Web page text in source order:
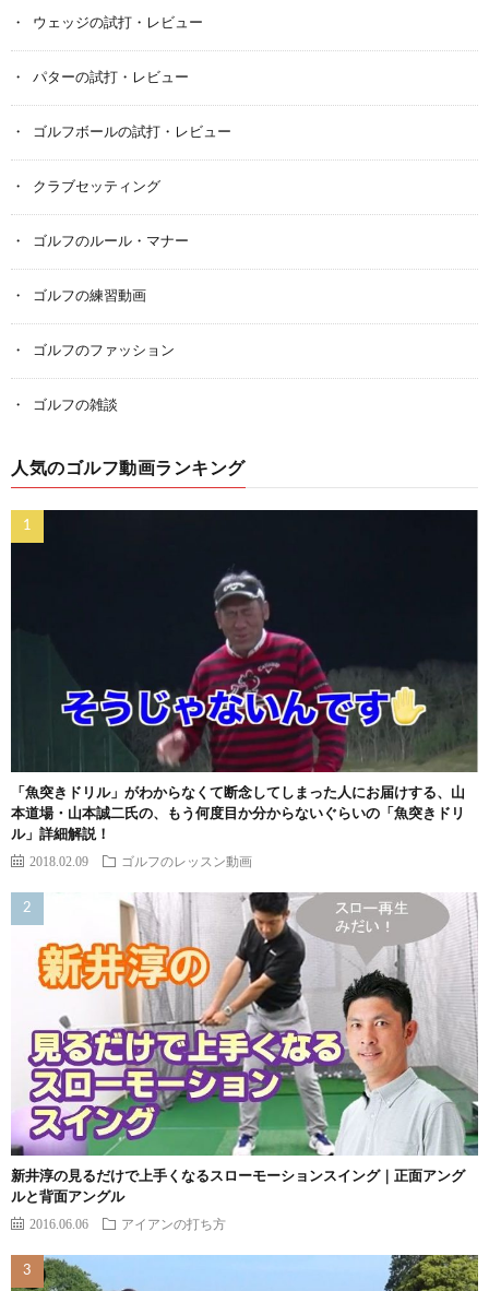
ウェッジの試打・レビュー
パターの試打・レビュー
ゴルフボールの試打・レビュー
クラブセッティング
ゴルフのルール・マナー
ゴルフの練習動画
ゴルフのファッション
ゴルフの雑談
人気のゴルフ動画ランキング
「魚突きドリル」がわからなくて断念してしまった人にお届けする、山
本道場・山本誠二氏の、もう何度目か分からないぐらいの「魚突きドリ
ル」詳細解説！
2018.02.09 ゴルフのレッスン動画
新井淳の見るだけで上手くなるスローモーションスイング｜正面アング
ルと背面アングル
2016.06.06 アイアンの打ち方